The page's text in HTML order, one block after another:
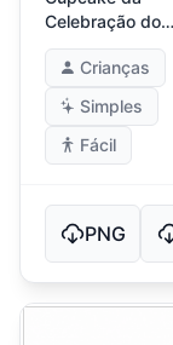
Celebração do
Juneteenth
Crianças
Simples
Fácil
PNG